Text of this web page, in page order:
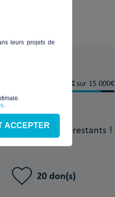
12 000 €sur 15 000€
73 jours restants !
20 don(s)
leurs projets de
ACCEPTER